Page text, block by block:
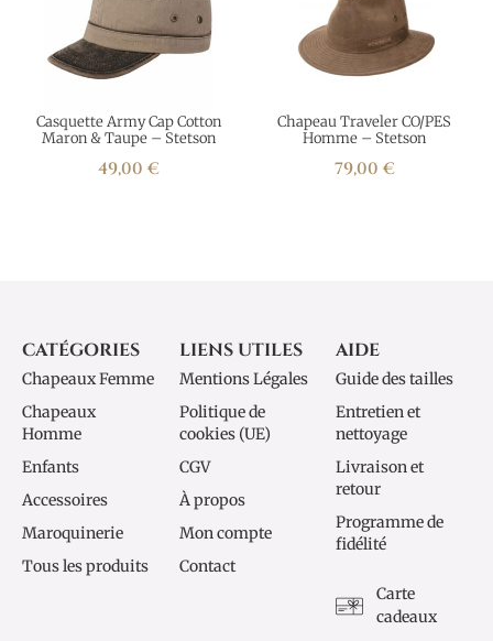
Casquette Army Cap Cotton
Maron & Taupe – Stetson
49,00 €
Chapeau Traveler CO/PES
Homme – Stetson
79,00 €
CATÉGORIES
Chapeaux Femme
Chapeaux
Homme
Enfants
Accessoires
Maroquinerie
Tous les produits
LIENS UTILES
Mentions Légales
Politique de
cookies (UE)
CGV
À propos
Mon compte
Contact
AIDE
Guide des tailles
Entretien et
nettoyage
Livraison et
retour
Programme de
fidélité
Carte
cadeaux